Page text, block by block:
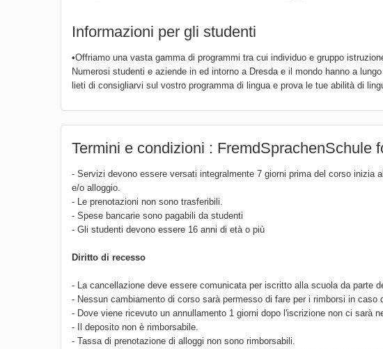
Informazioni per gli studenti
•Offriamo una vasta gamma di programmi tra cui individuo e gruppo
Numerosi studenti e aziende in ed intorno a Dresda e il mondo hanno a
lieti di consigliarvi sul vostro programma di lingua e prova le tue abilità di
Termini e condizioni : FremdSprachenSchule
- Servizi devono essere versati integralmente 7 giorni prima del corso inizia
e/o alloggio.
- Le prenotazioni non sono trasferibili.
- Spese bancarie sono pagabili da studenti
- Gli studenti devono essere 16 anni di età o più
Diritto di recesso
- La cancellazione deve essere comunicata per iscritto alla scuola da parte
- Nessun cambiamento di corso sarà permesso di fare per i rimborsi in caso
- Dove viene ricevuto un annullamento 1 giorni dopo l'iscrizione non ci sarà
- Il deposito non è rimborsabile.
- Tassa di prenotazione di alloggi non sono rimborsabili.